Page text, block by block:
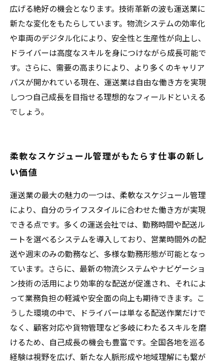
広げる絶好の機会となります。技術革新の波も運送業に
新たな変化をもたらしています。物流システムの効率化
や車両のデジタル化により、安全性と生産性が向上し、
ドライバーは高度なスキルを身につけながら成長可能で
す。さらに、需要の高まりにより、より多くのキャリア
パスが開かれている現在、運送業は自由な働き方を実現
しつつ自己成長を目指せる理想的なフィールドといえる
でしょう。
柔軟なスケジュール管理がもたらす仕事の新し
い価値
運送業の最大の魅力の一つは、柔軟なスケジュール管理
により、自分のライフスタイルに合わせた働き方が実現
できる点です。多くの運送会社では、勤務時間や配送ル
ートを選べるシステムを導入しており、営業時間外の配
送や週末のみの勤務など、多様な勤務形態が可能となっ
ています。さらに、最新の物流システムやナビゲーショ
ン技術の活用により効率的な配送が促進され、それによ
って業務負担の軽減や安全面の向上も期待できます。こ
うした環境の中で、ドライバーは単なる配送作業だけで
なく、顧客対応や貨物管理など多岐にわたるスキルを磨
けるため、自己成長の機会も豊富です。全国各地を巡る
経験は視野を広げ、新たな人脈形成や地域理解にも繋が